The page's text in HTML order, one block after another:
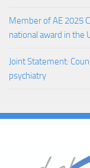
Member of AE 2025
national award in the
Joint Statement:
psychiatry